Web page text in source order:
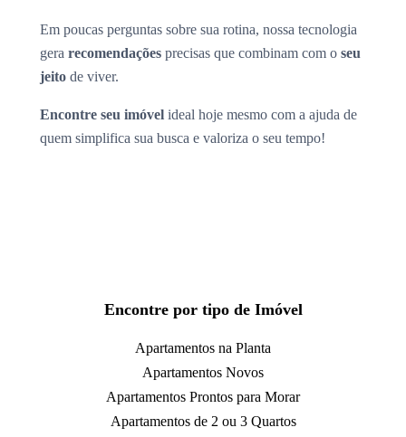
Em poucas perguntas sobre sua rotina, nossa tecnologia
gera recomendações precisas que combinam com o seu
jeito de viver.
Encontre seu imóvel ideal hoje mesmo com a ajuda de
quem simplifica sua busca e valoriza o seu tempo!
Encontre por tipo de Imóvel
Apartamentos na Planta
Apartamentos Novos
Apartamentos Prontos para Morar
Apartamentos de 2 ou 3 Quartos